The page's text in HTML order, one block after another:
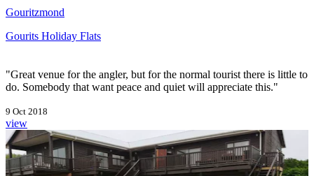
Gouritzmond
Gourits Holiday Flats
"Great venue for the angler, but for the normal tourist there is little to
do. Somebody that want peace and quiet will appreciate this."
9 Oct 2018
view